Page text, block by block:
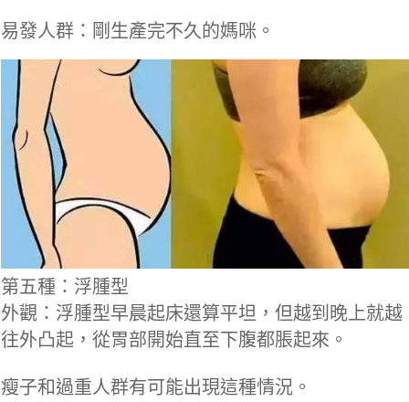
易發人群：剛生產完不久的媽咪。
第五種：浮腫型
外觀：浮腫型早晨起床還算平坦，但越到晚上就越
往外凸起，從胃部開始直至下腹都脹起來。
瘦子和過重人群有可能出現這種情況。